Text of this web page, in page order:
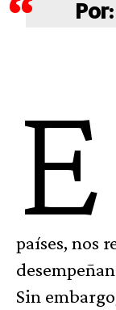
E
países, nos
Sin